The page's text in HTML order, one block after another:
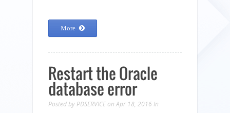
More
Restart the Oracle
database error
Posted by PDSERVICE on Apr 18, 2016 In